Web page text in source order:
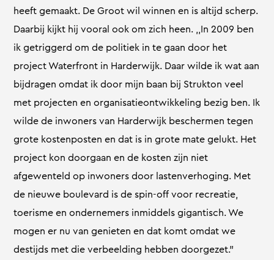
heeft gemaakt. De Groot wil winnen en is altijd scherp.
Daarbij kijkt hij vooral ook om zich heen. ,,In 2009 ben
ik getriggerd om de politiek in te gaan door het
project Waterfront in Harderwijk. Daar wilde ik wat aan
bijdragen omdat ik door mijn baan bij Strukton veel
met projecten en organisatieontwikkeling bezig ben. Ik
wilde de inwoners van Harderwijk beschermen tegen
grote kostenposten en dat is in grote mate gelukt. Het
project kon doorgaan en de kosten zijn niet
afgewenteld op inwoners door lastenverhoging. Met
de nieuwe boulevard is de spin-off voor recreatie,
toerisme en ondernemers inmiddels gigantisch. We
mogen er nu van genieten en dat komt omdat we
destijds met die verbeelding hebben doorgezet.”